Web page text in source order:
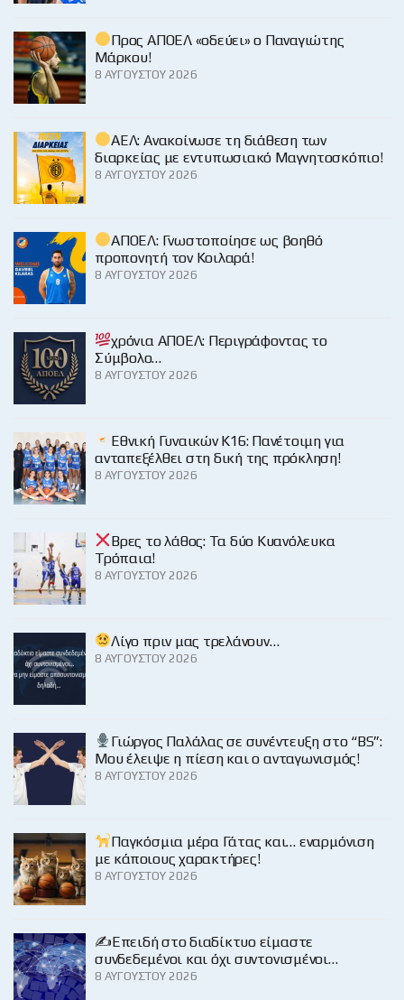
Προς ΑΠΟΕΛ «οδεύει» ο Παναγιώτης
Μάρκου!
8 ΑΥΓΟΎΣΤΟΥ 2026
ΑΕΛ: Ανακοίνωσε τη διάθεση των
διαρκείας με εντυπωσιακό Μαγνητοσκόπιο!
8 ΑΥΓΟΎΣΤΟΥ 2026
ΑΠΟΕΛ: Γνωστοποίησε ως βοηθό
προπονητή τον Κοιλαρά!
8 ΑΥΓΟΎΣΤΟΥ 2026
χρόνια ΑΠΟΕΛ: Περιγράφοντας το
Σύμβολο…
8 ΑΥΓΟΎΣΤΟΥ 2026
Εθνική Γυναικών Κ16: Πανέτοιμη για
ανταπεξέλθει στη δική της πρόκληση!
8 ΑΥΓΟΎΣΤΟΥ 2026
Βρες το λάθος: Τα δύο Κυανόλευκα
Τρόπαια!
8 ΑΥΓΟΎΣΤΟΥ 2026
Λίγο πριν μας τρελάνουν…
8 ΑΥΓΟΎΣΤΟΥ 2026
Γιώργος Παλάλας σε συνέντευξη στο “BS”:
Μου έλειψε η πίεση και ο ανταγωνισμός!
8 ΑΥΓΟΎΣΤΟΥ 2026
Παγκόσμια μέρα Γάτας και… εναρμόνιση
με κάποιους χαρακτήρες!
8 ΑΥΓΟΎΣΤΟΥ 2026
✍️Επειδή στο διαδίκτυο είμαστε
συνδεδεμένοι και όχι συντονισμένοι…
8 ΑΥΓΟΎΣΤΟΥ 2026